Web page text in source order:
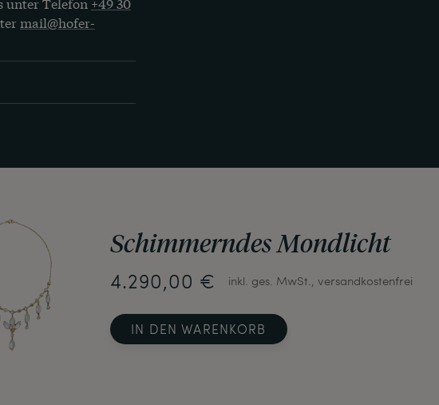
mail@hofer-
Schimmerndes Mondlicht
4.290,00 € inkl. ges. MwSt., versandkostenfrei
IN DEN WARENKORB